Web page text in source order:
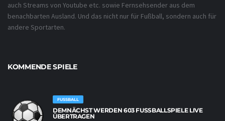
auch Streams von Youtube etc. sowie Fernsehsender aus dem
benachbarten Ausland. Und das nicht nur für Fußball, sondern auch für
andere Sportarten.
KOMMENDE SPIELE
FUSSBALL
DEMNÄCHST WERDEN 603 FUSSBALLSPIELE LIVE Ü
BERTRAGEN